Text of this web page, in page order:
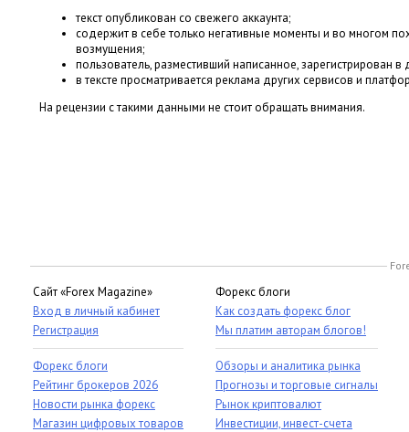
текст опубликован со свежего аккаунта;
содержит в себе только негативные моменты и во многом
возмущения;
пользователь, разместивший написанное, зарегистрирован
в тексте просматривается реклама других сервисов и
На рецензии с такими данными не стоит обращать внимания.
Сайт «Forex Magazine»
Вход в личный кабинет
Регистрация
Форекс блоги
Рейтинг брокеров 2026
Новости рынка форекс
Магазин цифровых товаров
Форекс блоги
Как создать форекс блог
Мы платим авторам блогов!
Обзоры и аналитика рынка
Прогнозы и торговые сигналы
Рынок криптовалют
Инвестиции, инвест-счета